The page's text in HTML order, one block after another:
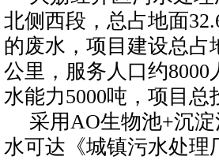
北侧西段，总占地面
的废水，项目建设总占
公里，服务人口约
水能力5000吨，项目总
采用AO生物池+沉
水可达《城镇污水处理